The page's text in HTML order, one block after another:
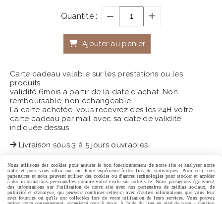
Quantité :
Ajouter au panier
Carte cadeau valable sur les prestations ou les
produits
validité 6mois à partir de la date d'achat. Non
remboursable, non échangeable
La carte achetée, vous recevrez des les 24H votre
carte cadeau par mail avec sa date de validité
indiquée dessus
Livraison sous 3 à 5 jours ouvrables
Centre Expertise Esthétique
Nous utilisons des cookies pour assurer le bon fonctionnement de notre site et analyser notre
trafic et pour vous offrir une meilleure expérience à des fins de statistiques. Pour cela, nos
partenaires et nous peuvent utiliser des cookies ou d'autres technologies pour stocker et accéder
à des informations personnelles comme votre visite sur notre site. Nous partageons également
des informations sur l'utilisation de notre site avec nos partenaires de médias sociaux, de
publicité et d'analyse, qui peuvent combiner celles-ci avec d'autres informations que vous leur
avez fournies ou qu'ils ont collectées lors de votre utilisation de leurs services. Vous pouvez